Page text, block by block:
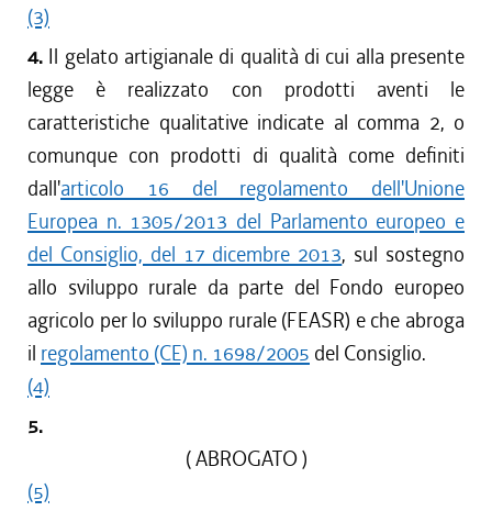
(3)
4. Il gelato artigianale di qualità di cui alla presente
legge è realizzato con prodotti aventi le
caratteristiche qualitative indicate al comma 2, o
comunque con prodotti di qualità come definiti
dall'articolo 16 del regolamento dell'Unione
Europea n. 1305/2013 del Parlamento europeo e
del Consiglio, del 17 dicembre 2013, sul sostegno
allo sviluppo rurale da parte del Fondo europeo
agricolo per lo sviluppo rurale (FEASR) e che abroga
il regolamento (CE) n. 1698/2005 del Consiglio.
(4)
5.
( ABROGATO )
(5)